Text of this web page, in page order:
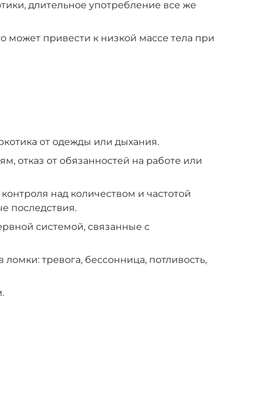
длительное употребление все же
может привести к низкой массе тела при
от одежды или дыхания.
отказ от обязанностей на работе или
над количеством и частотой
последствия.
системой, связанные с
тревога, бессонница, потливость,